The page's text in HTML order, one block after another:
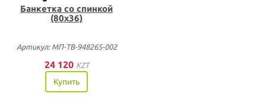
Банкетка со спинкой
(80х36)
Артикул: МП-ТВ-948265-002
24 120 KZT
Купить